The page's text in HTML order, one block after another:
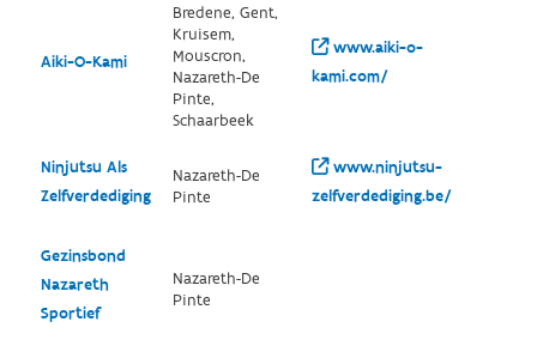
Aiki-O-Kami
Bredene, Gent,
Kruisem,
Mouscron,
Nazareth-De
Pinte,
Schaarbeek
www.aiki-o-
kami.com/
Ninjutsu Als
Zelfverdediging
Nazareth-De
Pinte
www.ninjutsu-
zelfverdediging.be/
Gezinsbond
Nazareth
Sportief
Nazareth-De
Pinte